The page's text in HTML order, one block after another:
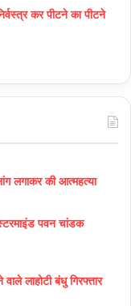
कर पीटने का पीटने
लगाकर की आत्महत्या
पवन चांडक
लाहोटी बंधु गिरफ्तार